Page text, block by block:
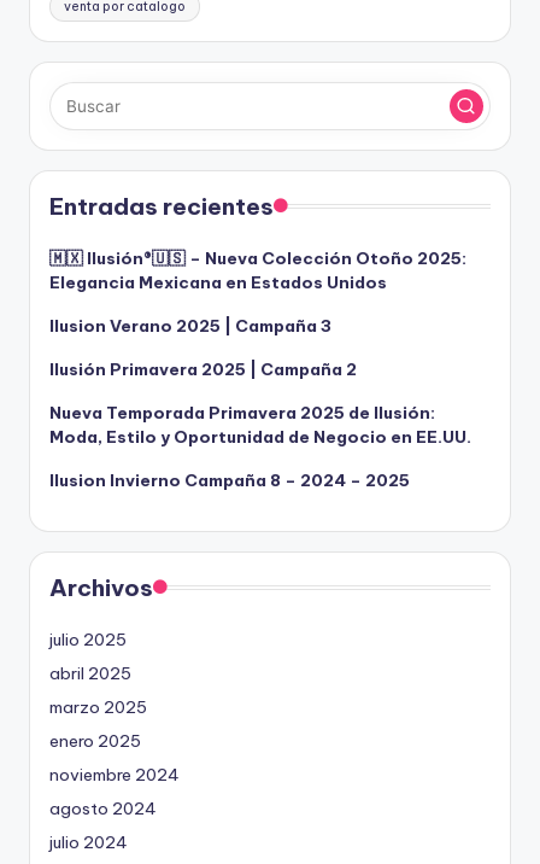
venta por catalogo
Entradas recientes
🇲🇽 Ilusión®️🇺🇸 – Nueva Colección Otoño 2025:
Elegancia Mexicana en Estados Unidos
Ilusion Verano 2025 | Campaña 3
Ilusión Primavera 2025 | Campaña 2
Nueva Temporada Primavera 2025 de Ilusión:
Moda, Estilo y Oportunidad de Negocio en EE.UU.
Ilusion Invierno Campaña 8 – 2024 – 2025
Archivos
julio 2025
abril 2025
marzo 2025
enero 2025
noviembre 2024
agosto 2024
julio 2024